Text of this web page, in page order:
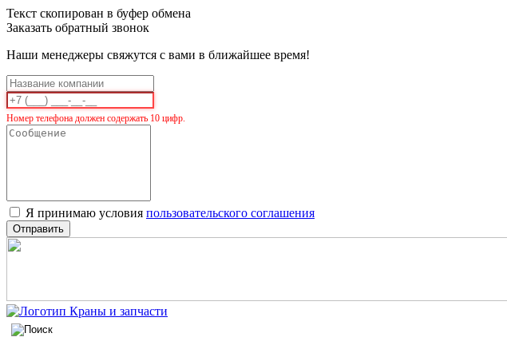
Текст скопирован в буфер обмена
Заказать обратный звонок
Наши менеджеры свяжутся с вами в ближайшее время!
Номер телефона должен содержать 10 цифр.
Я принимаю условия пользовательского соглашения
Отправить